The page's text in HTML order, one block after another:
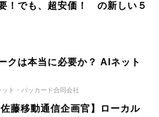
！でも、超安価！ の新しい５
クは本当に必要か？ AIネット
ト・パッカード合同会社
藤移動通信企画官】ローカル